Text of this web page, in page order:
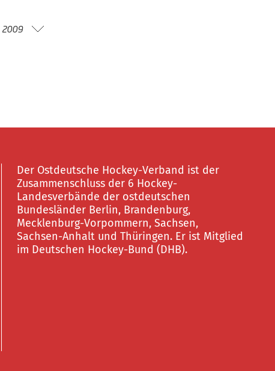
2009
Der Ostdeutsche Hockey-Verband ist der
Zusammenschluss der 6 Hockey-
Landesverbände der ostdeutschen
Bundesländer Berlin, Brandenburg,
Mecklenburg-Vorpommern, Sachsen,
Sachsen-Anhalt und Thüringen. Er ist Mitglied
im Deutschen Hockey-Bund (DHB).